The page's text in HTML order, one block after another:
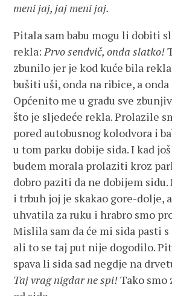
meni jaj, jaj meni jaj.
Pitala sam babu mogu li dobiti
rekla:Prvo sendvič, onda slatko!
zbunilo jer je kod kuće bila
bušiti uši, onda na ribice, a
Općenito me u gradu sve
što je sljedeće rekla. Prolazile
pored autobusnog kolodvora i
u tom parku dobije sida. I kad
budem morala prolaziti kroz
dobro paziti da ne dobijem
i trbuh joj je skakao gore-dolje,
uhvatila za ruku i hrabro smo
Mislila sam da će mi sida pasti
ali to se taj put nije dogodilo.
spava li sida sad negdje na
Taj vrag nigdar ne spi!Tako smo